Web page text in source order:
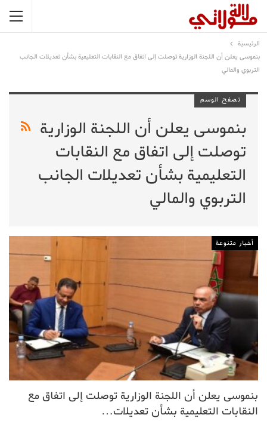
الرئيسية
بنموسى يعلن أن اللجنة الوزارية توصلت إلى اتفاق مع النقابات التعليمية بشأن تعديلات الجانب
التربوي والمالي
تصفح الوسم
بنموسى يعلن أن اللجنة الوزارية
توصلت إلى اتفاق مع النقابات
التعليمية بشأن تعديلات الجانب
التربوي والمالي
أخبار متنوعة
بنموسى يعلن أن اللجنة الوزارية توصلت إلى اتفاق مع
النقابات التعليمية بشأن تعديلات…